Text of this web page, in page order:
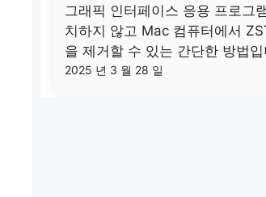
그래픽 인터페이스 응용 프로그
치하지 않고 Mac 컴퓨터에서
을 제거할 수 있는 간단한 방법
2025 년 3 월 28 일